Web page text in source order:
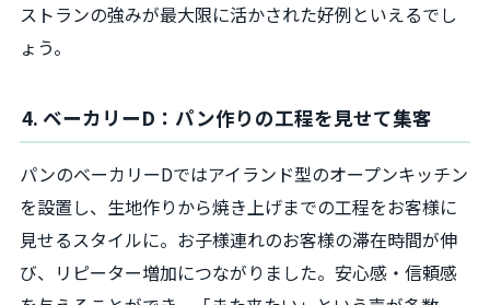
ストランの強みが最大限に活かされた好例といえるでし
ょう。
4. ベーカリーD：パン作りの工程を見せて集客
パンのベーカリーDではアイランド型のオープンキッチン
を設置し、生地作りから焼き上げまでの工程をお客様に
見せるスタイルに。お子様連れのお客様の滞在時間が伸
び、リピーター増加につながりました。安心感・信頼感